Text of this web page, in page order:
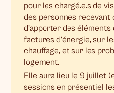
pour les chargé.e.s de
des personnes recevant
d’apporter des
factures d’énergie, sur
chauffage, et sur les
logement.
Elle aura lieu le 9 juillet
sessions en présentiel